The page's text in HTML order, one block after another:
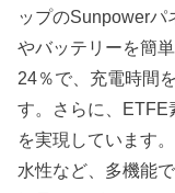
ップのSunpowerパ
やバッテリーを簡
24％で、充電時間
す。さらに、ETFE
を実現しています
水性など、多機能